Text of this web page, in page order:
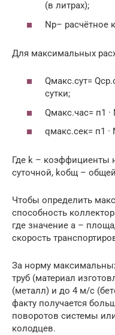
(в литрах);
Nр– расчётное
Для максимальных
Qмакс.сут=
сутки;
Qмакс.час= п1
qмакс.сек= п1 ·
Где k – коэффициенты
суточной, kобщ –
Чтобы определить
способность
где значение а –
скорость
За норму
труб (материал
(металл) и до 4 м/с
факту получается
поворотов системы
колодцев.